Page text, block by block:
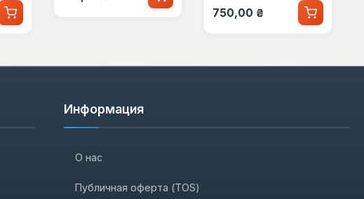
Обычная цена:
750,00 ₴
Информация
О нас
Публичная оферта (TOS)